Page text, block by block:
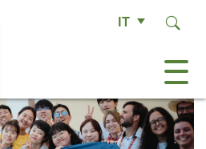
IT